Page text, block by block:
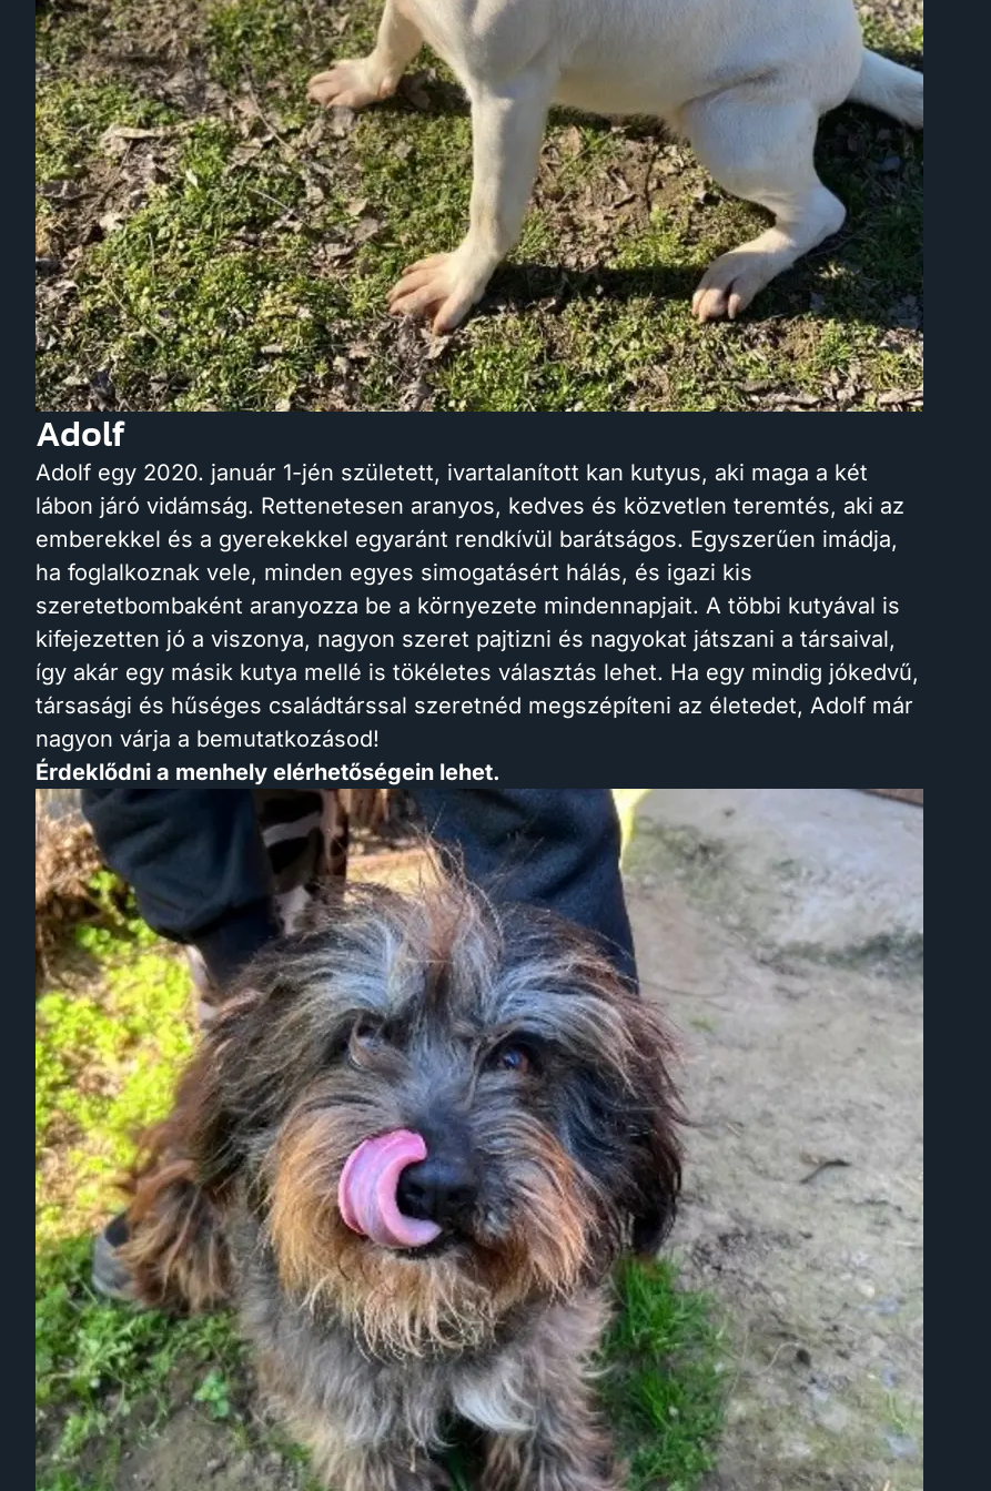
Adolf
Adolf egy 2020. január 1-jén született, ivartalanított kan kutyus, aki maga a két
lábon járó vidámság. Rettenetesen aranyos, kedves és közvetlen teremtés, aki az
emberekkel és a gyerekekkel egyaránt rendkívül barátságos. Egyszerűen imádja,
ha foglalkoznak vele, minden egyes simogatásért hálás, és igazi kis
szeretetbombaként aranyozza be a környezete mindennapjait. A többi kutyával is
kifejezetten jó a viszonya, nagyon szeret pajtizni és nagyokat játszani a társaival,
így akár egy másik kutya mellé is tökéletes választás lehet. Ha egy mindig jókedvű,
társasági és hűséges családtárssal szeretnéd megszépíteni az életedet, Adolf már
nagyon várja a bemutatkozásod!
Érdeklődni a menhely elérhetőségein lehet.